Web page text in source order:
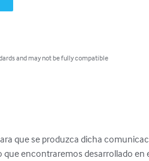
and may not be fully compatible
que se produzca dicha
encontraremos desarrollado en